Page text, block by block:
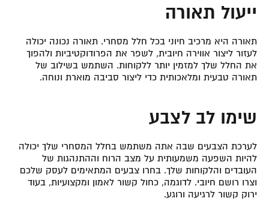
ייעול תאורה
תאורה היא מרכיב חיוני בכל חלל מסחרי. תאורה נכונה יכולה
לעזור ליצור אווירה חיובית, לשפר את הפרודוקטיביות ולהפוך
את החלל שלך למזמין יותר ללקוחות. השתמש בשילוב של
תאורה טבעית ומלאכותית כדי ליצור סביבה מוארת ונוחה.
שימו לב לצבע
לערכת הצבעים שבה אתה משתמש בחלל המסחרי שלך יכולה
להיות השפעה משמעותית על מצב הרוח וההתנהגות של
העובדים והלקוחות שלך. בחרו צבעים המתאימים לעסק שלכם
וצרו רושם חיובי. לדוגמה, כחול קשור לאמון ומקצועיות, בעוד
ירוק קשור לרגיעה ורוגע.